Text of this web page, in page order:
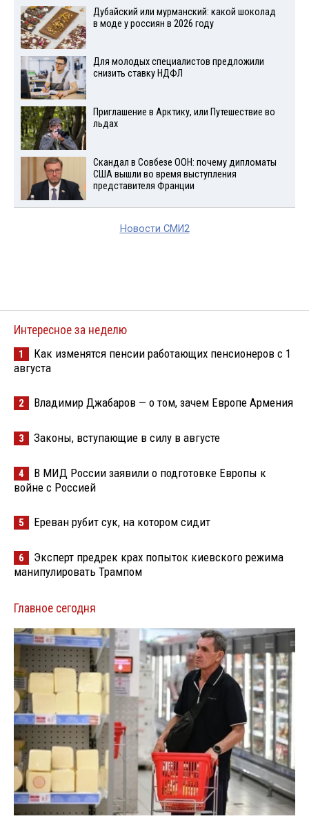
Дубайский или мурманский: какой шоколад
в моде у россиян в 2026 году
Для молодых специалистов предложили
снизить ставку НДФЛ
Приглашение в Арктику, или Путешествие во
льдах
Скандал в Совбезе ООН: почему дипломаты
США вышли во время выступления
представителя Франции
Новости СМИ2
Интересное за неделю
1
Как изменятся пенсии работающих пенсионеров с 1
августа
2 Владимир Джабаров — о том, зачем Европе Армения
3 Законы, вступающие в силу в августе
4
В МИД России заявили о подготовке Европы к
войне с Россией
5 Ереван рубит сук, на котором сидит
6
Эксперт предрек крах попыток киевского режима
манипулировать Трампом
Главное сегодня